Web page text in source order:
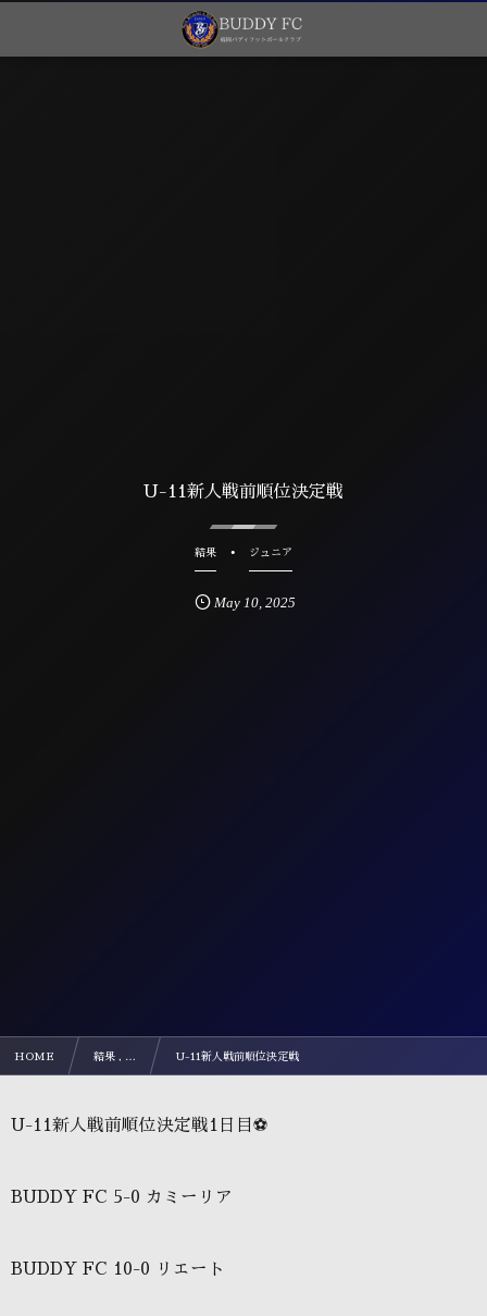
U-11新人戦前順位決定戦
結果 ジュニア
May 10 ,2025
HOME 結果 , … U-11新人戦前順位決定戦
U-11新人戦前順位決定戦1日目⚽️
BUDDY FC 5-0 カミーリア
BUDDY FC 10-0 リエート